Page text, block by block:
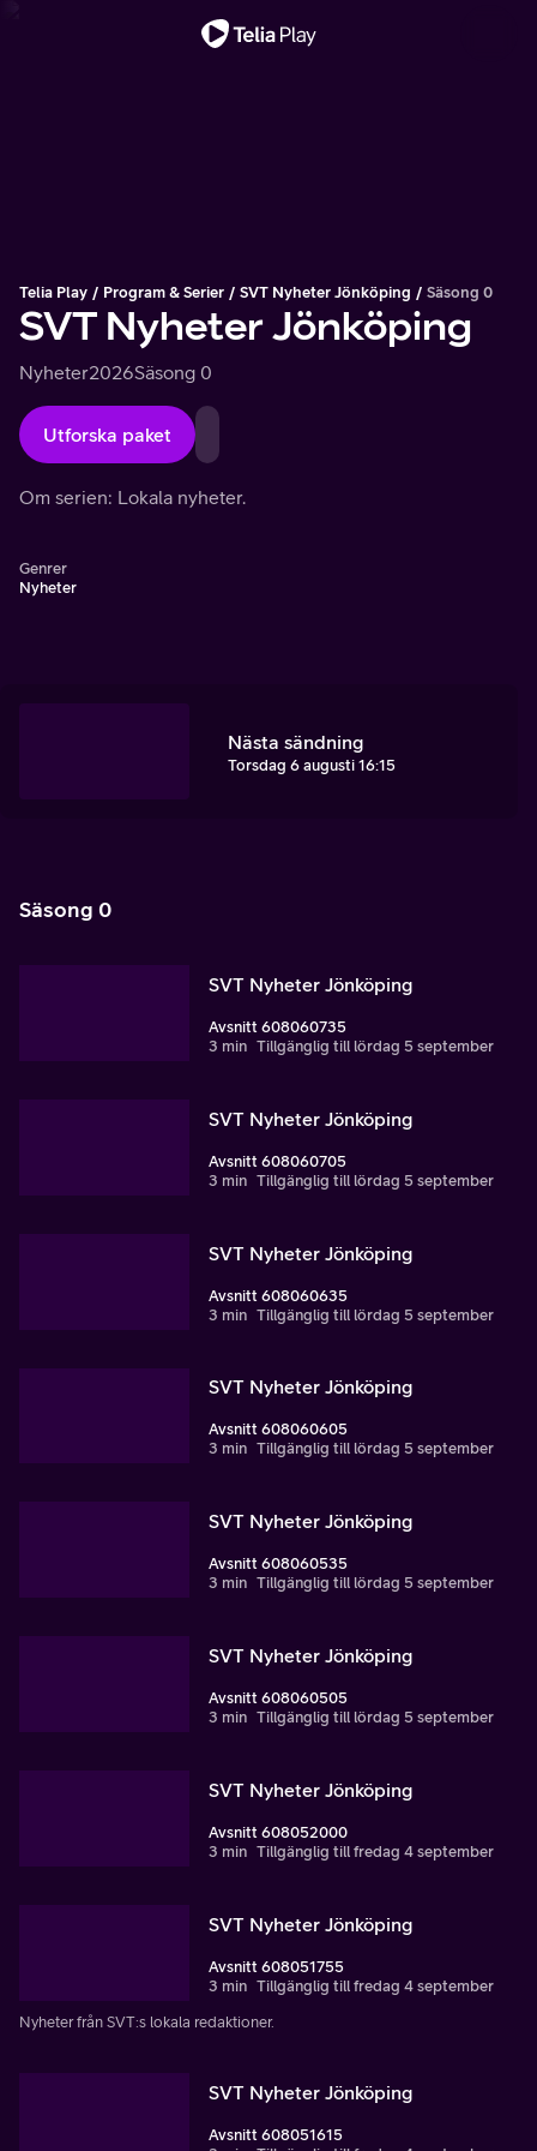
Telia Play Program & Serier SVT Nyheter Jönköping Säsong 0
SVT Nyheter Jönköping
Nyheter2026Säsong 0
Utforska paket
Om serien: Lokala nyheter.
Genrer
Nyheter
Nästa sändning
Torsdag 6 augusti 16:15
Säsong 0
SVT Nyheter Jönköping
Avsnitt 608060735
3 min Tillgänglig till lördag 5 september
SVT Nyheter Jönköping
Avsnitt 608060705
3 min Tillgänglig till lördag 5 september
SVT Nyheter Jönköping
Avsnitt 608060635
3 min Tillgänglig till lördag 5 september
SVT Nyheter Jönköping
Avsnitt 608060605
3 min Tillgänglig till lördag 5 september
SVT Nyheter Jönköping
Avsnitt 608060535
3 min Tillgänglig till lördag 5 september
SVT Nyheter Jönköping
Avsnitt 608060505
3 min Tillgänglig till lördag 5 september
SVT Nyheter Jönköping
Avsnitt 608052000
3 min Tillgänglig till fredag 4 september
SVT Nyheter Jönköping
Avsnitt 608051755
3 min Tillgänglig till fredag 4 september
Nyheter från SVT:s lokala redaktioner.
SVT Nyheter Jönköping
Avsnitt 608051615